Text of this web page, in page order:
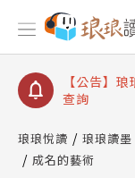
【公告】琅
請圖文教學
【公告】琅
【公告】
停部分閱讀
琅琅悅讀 琅琅讀墨
成名的藝術